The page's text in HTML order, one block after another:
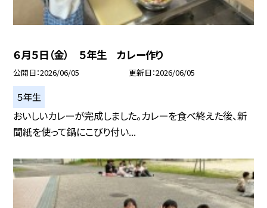
６月５日（金） ５年生 カレー作り
公開日 2026/06/05 更新日 2026/06/05
５年生
おいしいカレーが完成しました。カレーを食べ終えた後、新
聞紙を使って鍋にこびり付い...